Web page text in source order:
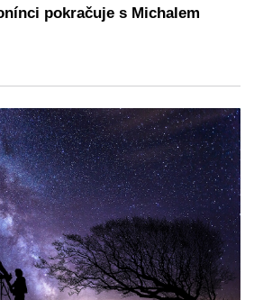
pokračuje s Michalem